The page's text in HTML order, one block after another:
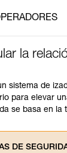
la
sistema de
para elevar
se basa en la
DE